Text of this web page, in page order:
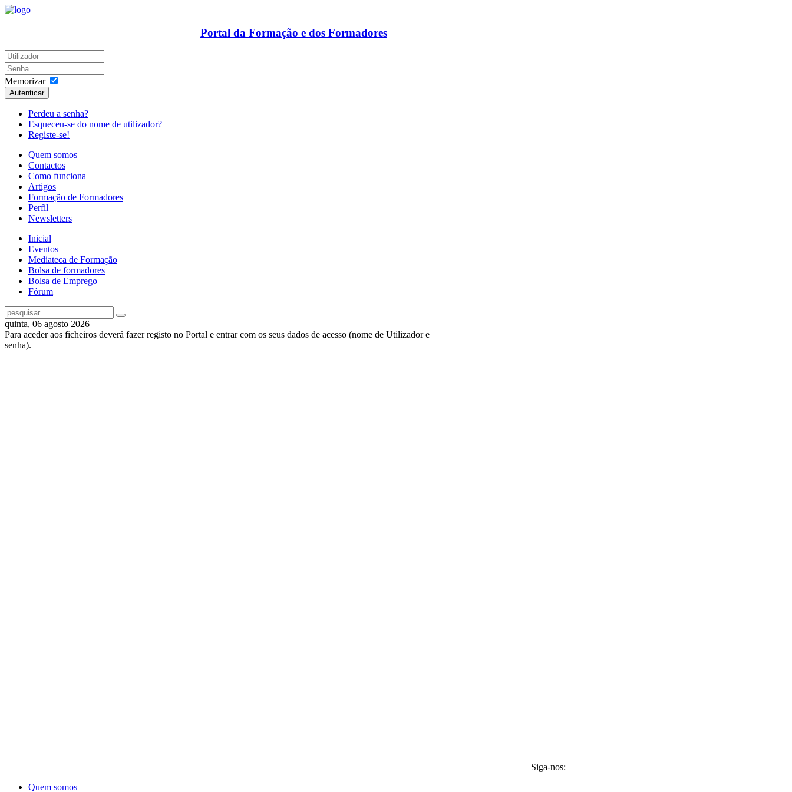
Portal da Formação e dos Formadores
Memorizar
Autenticar
Perdeu a senha?
Esqueceu-se do nome de utilizador?
Registe-se!
Quem somos
Contactos
Como funciona
Artigos
Formação de Formadores
Perfil
Newsletters
Inicial
Eventos
Mediateca de Formação
Bolsa de formadores
Bolsa de Emprego
Fórum
quinta, 06 agosto 2026
Para aceder aos ficheiros deverá fazer registo no Portal e entrar com os seus dados de acesso (nome de Utilizador e
senha).
Siga-nos:
Quem somos